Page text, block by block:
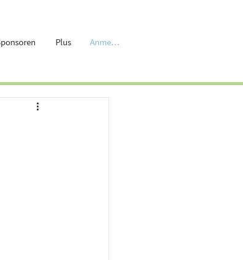
Plus Anmelden